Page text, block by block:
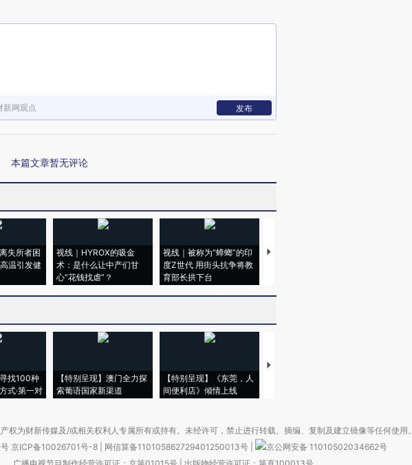
新网观点 发布
本篇文章暂无评论
失所者困
温引发健
视线｜HYROX的吸金
术：是什么让中产们甘
心“花钱找虐”？
视线｜被称为“蟑螂”的印
度Z世代 用街头抗争将教
育部长拱下台
视线｜“入侵”还是“人道危
寻找100种
式·第一对
【特别呈现】澳门全力探
索葡语国家新渠道
【特别呈现】《东莞，人
间便利店》倾情上线
【推广】走进第四届链博
权为财新传媒及/或相关权利人专属所有或持有。未经许可，禁止进行转载、摘编、复制及建立镜像等任何使用。
京ICP备10026701号-8 网信算备110105862729401250013号
京公网安备 11010502034662号